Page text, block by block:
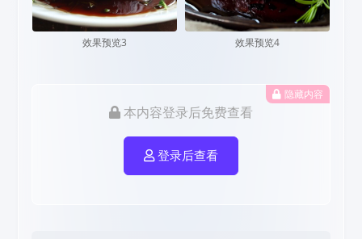
效果预览3 效果预览4
隐藏内容
本内容登录后免费查看
登录后查看